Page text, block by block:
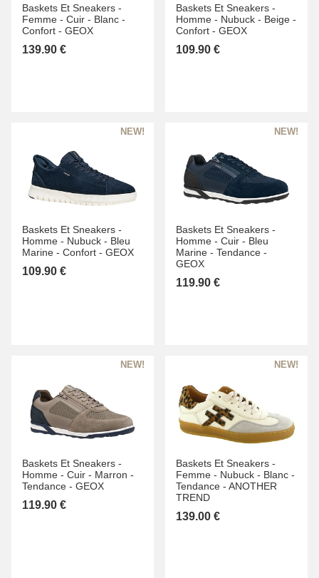
Baskets Et Sneakers -
Femme - Cuir - Blanc -
Confort - GEOX
139.90 €
Baskets Et Sneakers -
Homme - Nubuck - Beige -
Confort - GEOX
109.90 €
Baskets Et Sneakers -
Homme - Nubuck - Bleu
Marine - Confort - GEOX
109.90 €
Baskets Et Sneakers -
Homme - Cuir - Bleu
Marine - Tendance -
GEOX
119.90 €
Baskets Et Sneakers -
Homme - Cuir - Marron -
Tendance - GEOX
119.90 €
Baskets Et Sneakers -
Femme - Nubuck - Blanc -
Tendance - ANOTHER
TREND
139.00 €